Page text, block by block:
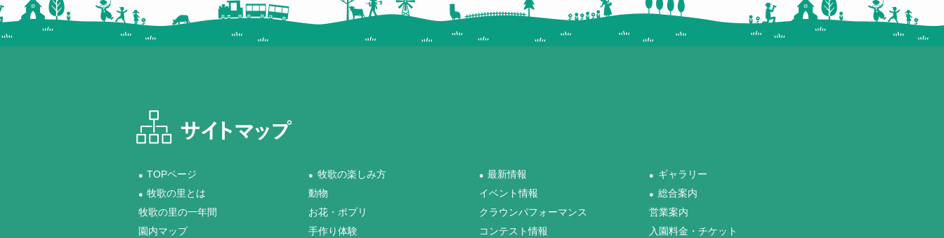
● TOPページ
● 牧歌の里とは
牧歌の里の一年間
園内マップ
● 牧歌の楽しみ方
動物
お花・ポプリ
手作り体験
● 最新情報
イベント情報
クラウンパフォーマンス
コンテスト情報
● ギャラリー
● 総合案内
営業案内
入園料金・チケット